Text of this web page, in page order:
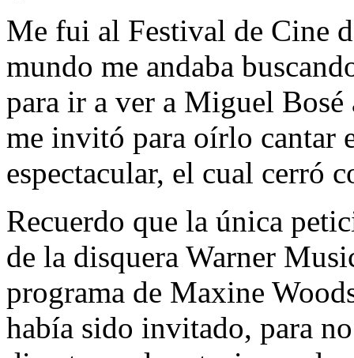
Me fui al Festival de Cine
mundo me andaba
para ir a ver a Miguel
me invitó para oírlo cantar
espectacular, el cual cerró
Recuerdo que la única
de la disquera Warner
programa de Maxine
había sido invitado, para